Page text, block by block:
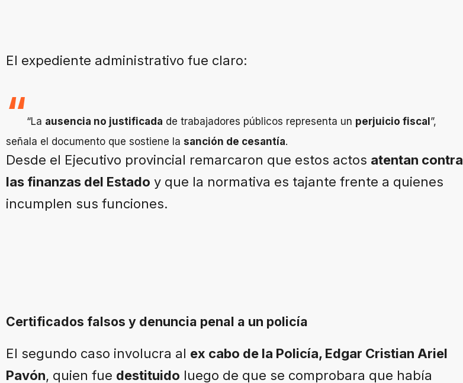
El expediente administrativo fue claro:
“La ausencia no justificada de trabajadores públicos representa un perjuicio fiscal ”,
señala el documento que sostiene la sanción de cesantía.
Desde el Ejecutivo provincial remarcaron que estos actos atentan contra
las finanzas del Estado y que la normativa es tajante frente a quienes
incumplen sus funciones.
Certificados falsos y denuncia penal a un policía
El segundo caso involucra al ex cabo de la Policía, Edgar Cristian Ariel
Pavón, quien fue destituido luego de que se comprobara que había